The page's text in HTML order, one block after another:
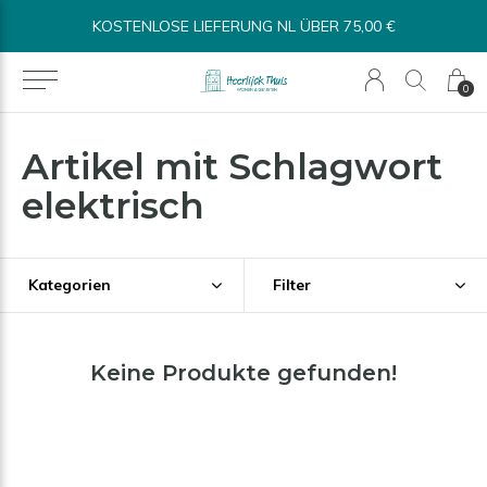
0
KOSTENLOSE LIEFERUNG NL ÜBER 75,00 €
Artikel mit Schlagwort
elektrisch
Kategorien Filter
Keine Produkte gefunden!